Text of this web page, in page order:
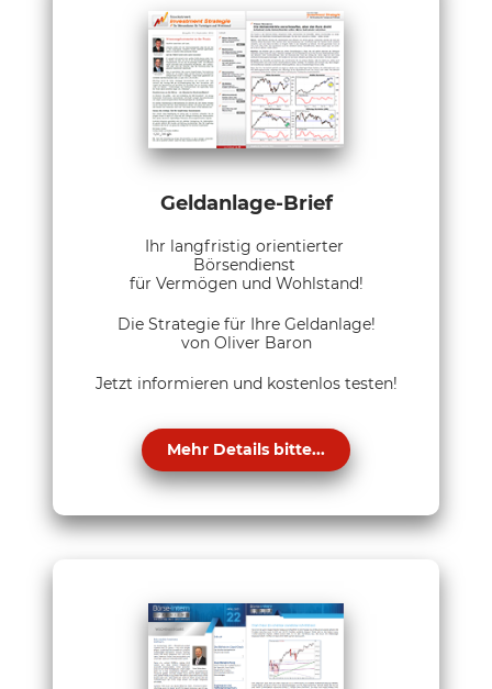
Geldanlage-Brief
Ihr langfristig orientierter
Börsendienst
für Vermögen und Wohlstand!
Die Strategie für Ihre Geldanlage!
von Oliver Baron
Jetzt informieren und kostenlos testen!
Mehr Details bitte...